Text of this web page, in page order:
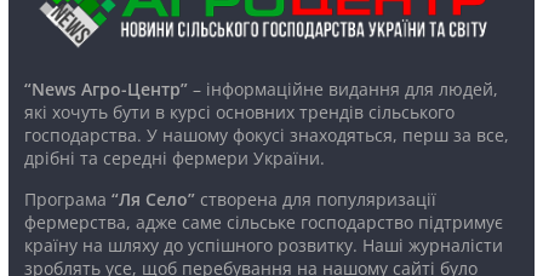
“News Агро-Центр”– інформаційне видання для людей,
які хочуть бути в курсі основних трендів сільського
господарства. У нашому фокусі знаходяться, перш за все,
дрібні та середні фермери України.
Програма “Ля Село”створена для популяризації
фермерства, адже саме сільське господарство підтримує
країну на шляху до успішного розвитку. Наші журналісти
зроблять усе, щоб перебування на нашому сайті було